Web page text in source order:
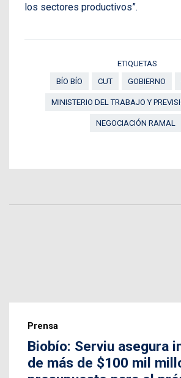
los sectores productivos”.
ETIQUETAS
BÍO BÍO
CUT GOBIERNO
MINISTERIO DEL TRABAJO Y
NEGOCIACIÓN RAMAL
Prensa
Biobío: Serviu asegura
de más de $100 mil